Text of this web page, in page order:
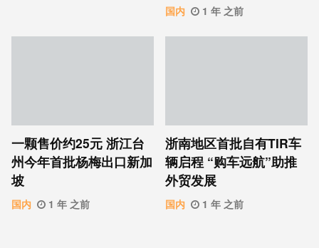
国内 1 年 之前
一颗售价约25元 浙江台
州今年首批杨梅出口新加
坡
国内 1 年 之前
浙南地区首批自有TIR车
辆启程 “购车远航”助推
外贸发展
国内 1 年 之前